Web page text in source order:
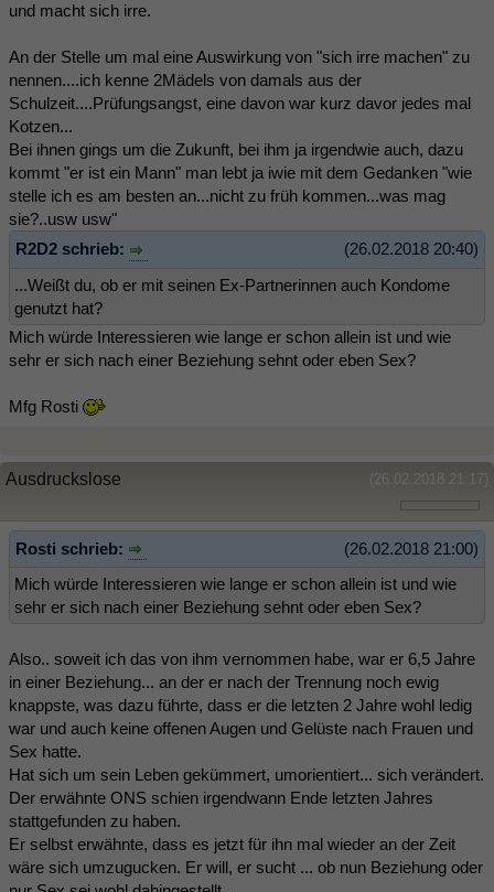
und macht sich irre.
An der Stelle um mal eine Auswirkung von "sich irre machen" zu
nennen....ich kenne 2Mädels von damals aus der
Schulzeit....Prüfungsangst, eine davon war kurz davor jedes mal
Kotzen...
Bei ihnen gings um die Zukunft, bei ihm ja irgendwie auch, dazu
kommt "er ist ein Mann" man lebt ja iwie mit dem Gedanken "wie
stelle ich es am besten an...nicht zu früh kommen...was mag
sie?..usw usw"
(26.02.2018 20:40)
R2D2 schrieb:
...Weißt du, ob er mit seinen Ex-Partnerinnen auch Kondome
genutzt hat?
Mich würde Interessieren wie lange er schon allein ist und wie
sehr er sich nach einer Beziehung sehnt oder eben Sex?
Mfg Rosti
(26.02.2018 21:17)
Ausdruckslose
(26.02.2018 21:00)
Rosti schrieb:
Mich würde Interessieren wie lange er schon allein ist und wie
sehr er sich nach einer Beziehung sehnt oder eben Sex?
Also.. soweit ich das von ihm vernommen habe, war er 6,5 Jahre
in einer Beziehung... an der er nach der Trennung noch ewig
knappste, was dazu führte, dass er die letzten 2 Jahre wohl ledig
war und auch keine offenen Augen und Gelüste nach Frauen und
Sex hatte.
Hat sich um sein Leben gekümmert, umorientiert... sich verändert.
Der erwähnte ONS schien irgendwann Ende letzten Jahres
stattgefunden zu haben.
Er selbst erwähnte, dass es jetzt für ihn mal wieder an der Zeit
wäre sich umzugucken. Er will, er sucht ... ob nun Beziehung oder